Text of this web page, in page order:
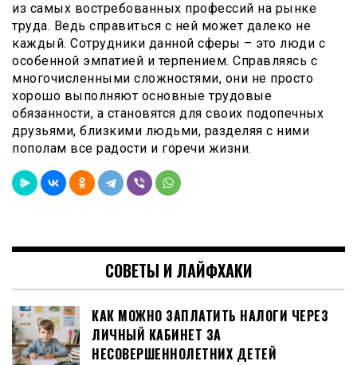
из самых востребованных профессий на рынке
труда. Ведь справиться с ней может далеко не
каждый. Сотрудники данной сферы – это люди с
особенной эмпатией и терпением. Справляясь с
многочисленными сложностями, они не просто
хорошо выполняют основные трудовые
обязанности, а становятся для своих подопечных
друзьями, близкими людьми, разделяя с ними
пополам все радости и горечи жизни.
СОВЕТЫ И ЛАЙФХАКИ
КАК МОЖНО ЗАПЛАТИТЬ НАЛОГИ ЧЕРЕЗ
ЛИЧНЫЙ КАБИНЕТ ЗА
НЕСОВЕРШЕННОЛЕТНИХ ДЕТЕЙ